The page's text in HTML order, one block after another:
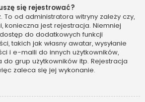
się rejestrować?
To od administratora witryny zależy czy,
konieczna jest rejestracja. Niemniej
do dodatkowych funkcji
takich jak własny awatar, wysyłanie
i e-maili do innych użytkowników,
grup użytkowników itp. Rejestracja
zaleca się jej wykonanie.